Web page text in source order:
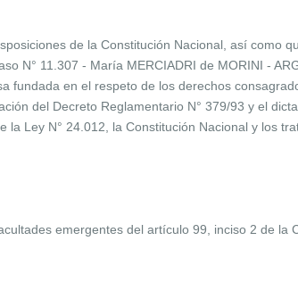
de la Constitución Nacional, así como
N° 11.307 - María MERCIADRI de MORINI -
fundada en el respeto de los derechos
del Decreto Reglamentario N° 379/93 y el
la Ley N° 24.012, la Constitución Nacional y los
emergentes del artículo 99, inciso 2 de la